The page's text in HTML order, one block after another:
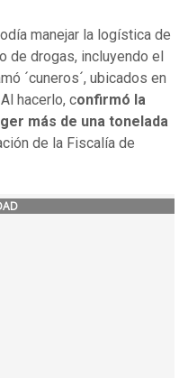
manejar la logística de
drogas, incluyendo el
´cuneros´, ubicados en
hacerlo, confirmó la
más de una tonelada
de la Fiscalía de